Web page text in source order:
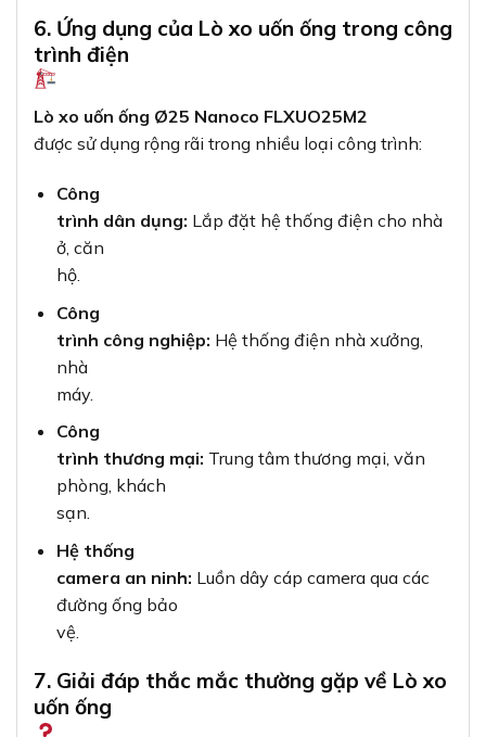
6. Ứng dụng của Lò xo uốn ống trong công
trình điện
Lò xo uốn ống Ø25 Nanoco FLXUO25M2
được sử dụng rộng rãi trong nhiều loại công trình:
Công
trình dân dụng: Lắp đặt hệ thống điện cho nhà
ở, căn
hộ.
Công
trình công nghiệp: Hệ thống điện nhà xưởng,
nhà
máy.
Công
trình thương mại: Trung tâm thương mại, văn
phòng, khách
sạn.
Hệ thống
camera an ninh: Luồn dây cáp camera qua các
đường ống bảo
vệ.
7. Giải đáp thắc mắc thường gặp về Lò xo
uốn ống